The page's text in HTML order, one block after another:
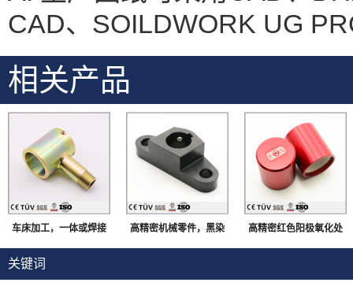
CAD、SOILDWORK UG
相关产品
车床加工，一体或焊接 高精密机械零件，黑染 高精密红色阳极氧化处
关键词